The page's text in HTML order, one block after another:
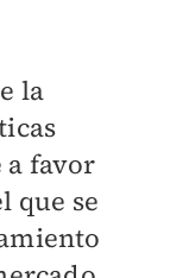
la
a favor
que se